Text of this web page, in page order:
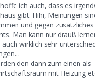
hoffe ich auch, dass es
gibt. Hihi, Meinungen
und gegen
Man kann nur drauß
auch wirklich sehr
den dann zum einen als
mit Heizung